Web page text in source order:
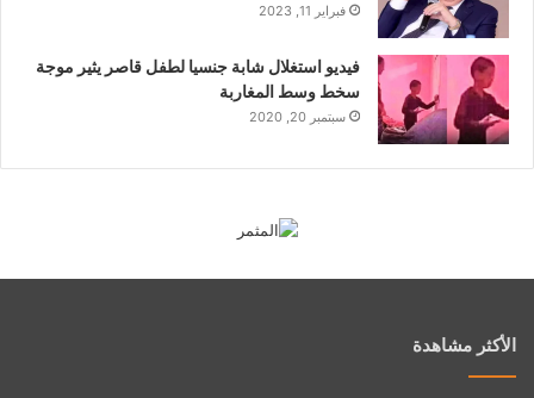
فبراير 11, 2023
فيديو استغلال شابة جنسيا لطفل قاصر يثير موجة
سخط وسط المغاربة
سبتمبر 20, 2020
الأكثر مشاهدة